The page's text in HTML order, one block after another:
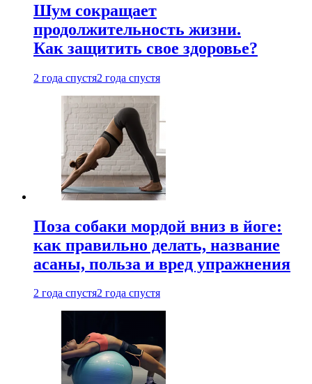
Шум сокращает
продолжительность жизни.
Как защитить свое здоровье?
2 года спустя2 года спустя
Поза собаки мордой вниз в йоге:
как правильно делать, название
асаны, польза и вред упражнения
2 года спустя2 года спустя